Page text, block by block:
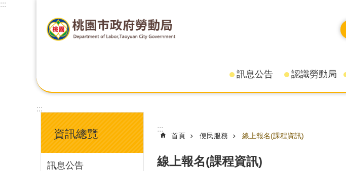
:::
訊息公告 認識勞動局
:::
資訊總覽
訊息公告
:::
首頁 便民服務 線上報名(課程資訊)
線上報名(課程資訊)